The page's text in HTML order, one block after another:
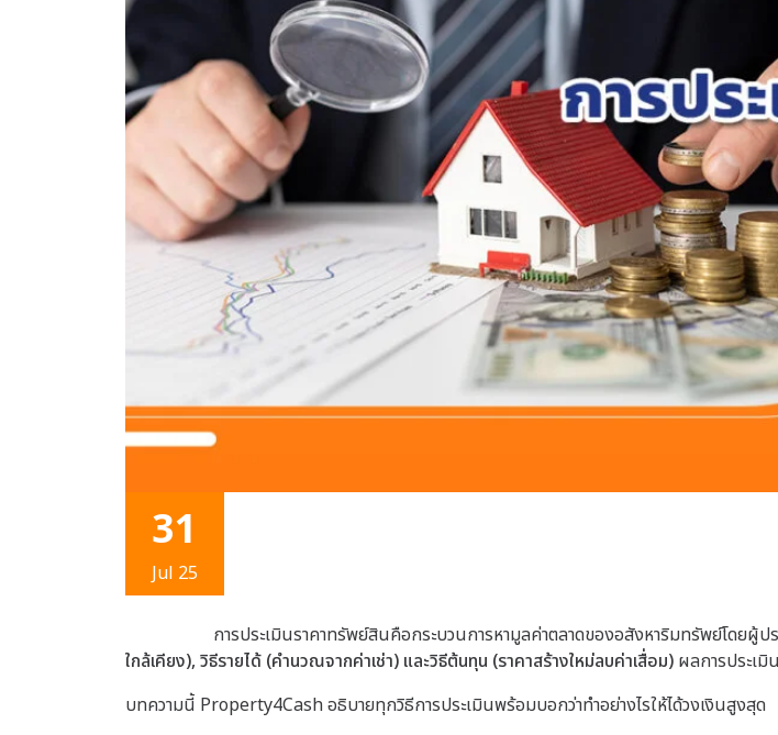
31
Jul 25
การประเมินราคาทรัพย์สินคือกระบวนการหามูลค่าตลาดของอสังหาริมทรัพย์โดยผู้ป
ใกล้เคียง), วิธีรายได้ (คำนวณจากค่าเช่า) และวิธีต้นทุน (ราคาสร้างใหม่ลบค่าเสื่อม) ผลการประเมิ
บทความนี้ Property4Cash อธิบายทุกวิธีการประเมินพร้อมบอกว่าทำอย่างไรให้ได้วงเงินสูงสุด